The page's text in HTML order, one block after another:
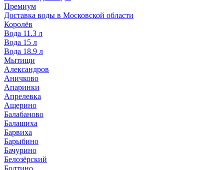
Премиум
Доставка воды в Московской области
Королёв
Вода 11.3 л
Вода 15 л
Вода 18.9 л
Мытищи
Александров
Аничково
Апаринки
Апрелевка
Ащерино
Балабаново
Балашиха
Барвиха
Барыбино
Бачурино
Белозёрский
Болтино